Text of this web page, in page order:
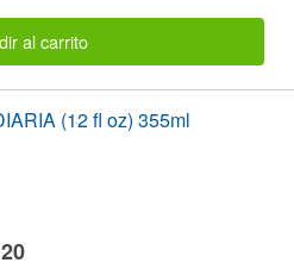
al carrito
(12 fl oz) 355ml